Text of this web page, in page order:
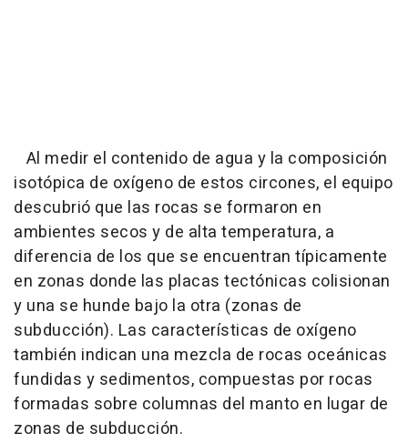
Al medir el contenido de agua y la composición
isotópica de oxígeno de estos circones, el equipo
descubrió que las rocas se formaron en
ambientes secos y de alta temperatura, a
diferencia de los que se encuentran típicamente
en zonas donde las placas tectónicas colisionan
y una se hunde bajo la otra (zonas de
subducción). Las características de oxígeno
también indican una mezcla de rocas oceánicas
fundidas y sedimentos, compuestas por rocas
formadas sobre columnas del manto en lugar de
zonas de subducción.